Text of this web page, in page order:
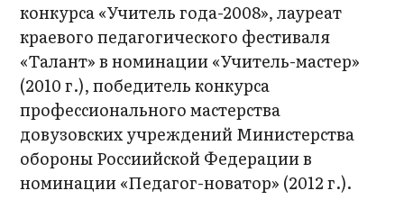
конкурса «Учитель года-2008», лауреат
краевого педагогического фестиваля
«Талант» в номинации «Учитель-мастер»
(2010 г.), победитель конкурса
профессионального мастерства
довузовских учреждений Министерства
обороны Россиийской Федерации в
номинации «Педагог-новатор» (2012 г.).